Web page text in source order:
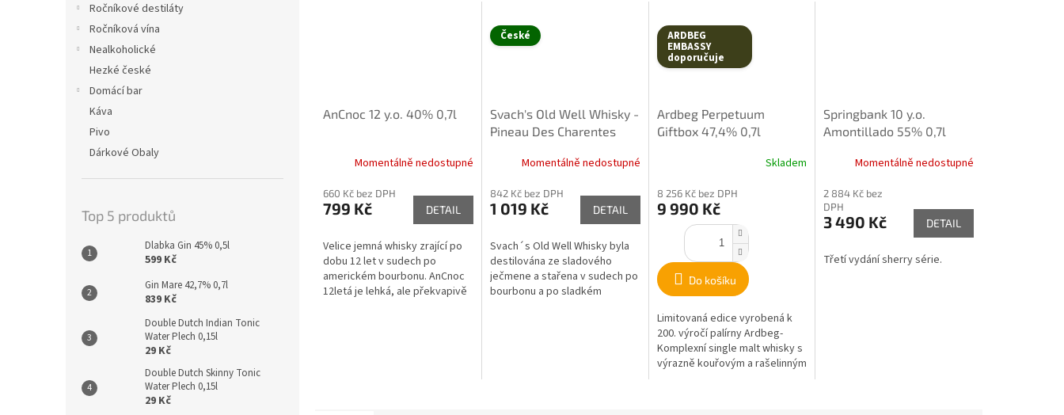
Ročníkové destiláty
Ročníková vína
Nealkoholické
Hezké české
Domácí bar
Káva
Pivo
Dárkové Obaly
Top 5 produktů
Dlabka Gin 45% 0,5l
599 Kč
Gin Mare 42,7% 0,7l
839 Kč
Double Dutch Indian Tonic
Water Plech 0,15l
29 Kč
Double Dutch Skinny Tonic
Water Plech 0,15l
29 Kč
AnCnoc 12 y.o. 40% 0,7l
Momentálně nedostupné
660 Kč bez DPH
799 Kč DETAIL
Velice jemná whisky zrající po
dobu 12 let v sudech po
americkém bourbonu. AnCnoc
12letá je lehká, ale překvapivě
České
Svach's Old Well Whisky -
Pineau Des Charentes
Momentálně nedostupné
842 Kč bez DPH
1 019 Kč DETAIL
Svach´s Old Well Whisky byla
destilována ze sladového
ječmene a stařena v sudech po
bourbonu a po sladkém
ARDBEG
EMBASSY
doporučuje
Ardbeg Perpetuum
Giftbox 47,4% 0,7l
Skladem
8 256 Kč bez DPH
9 990 Kč
Do košíku
Limitovaná edice vyrobená k
200. výročí palírny Ardbeg-
Komplexní single malt whisky s
výrazně kouřovým a rašelinným
Springbank 10 y.o.
Amontillado 55% 0,7l
Momentálně nedostupné
2 884 Kč bez
DPH
3 490 Kč DETAIL
Třetí vydání sherry série.